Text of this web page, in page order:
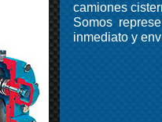
camiones
Somos
inmediato y